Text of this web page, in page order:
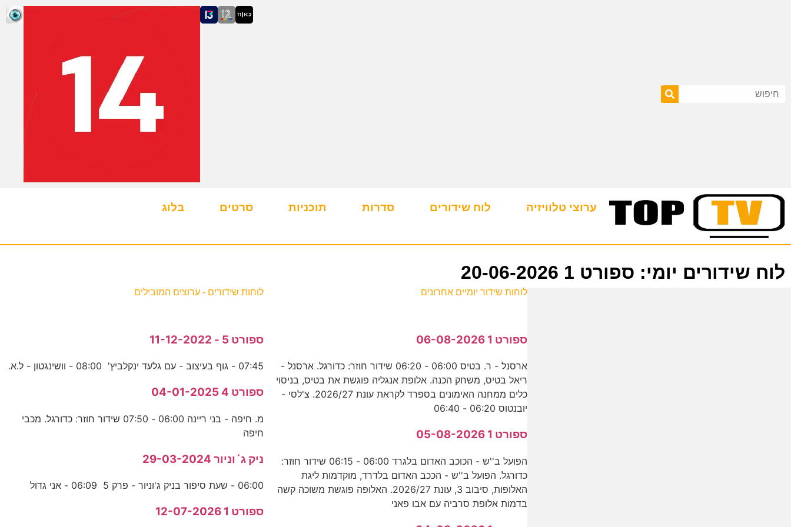
ערוצי טלוויזיה לוח שידורים סדרות תוכניות סרטים בלוג
לוח שידורים יומי: ספורט 1 20-06-2026
לוחות שידור יומיים אחרונים
ספורט 1 06-08-2026
ארסנל - ר. בטיס 06:00 - 06:20 שידור חוזר: כדורגל. ארסנל -
ריאל בטיס, משחק הכנה. אלופת אנגליה פוגשת את בטיס, בניסוי
כלים ממחנה האימונים בספרד לקראת עונת 2026/27. צ'לסי -
יובנטוס 06:20 - 06:40
ספורט 1 05-08-2026
הפועל ב''ש - הכוכב האדום בלגרד 06:00 - 06:15 שידור חוזר:
כדורגל. הפועל ב''ש - הככב האדום בלדרד, מוקדמות ליגת
האלופות, סיבוב 3, עונת 2026/27. האלופה פוגשת משוכה קשה
בדמות אלופת סרביה עם אבו פאני
לוחות שידורים - ערוצים המובילים
ספורט 5 - 11-12-2022
07:45 - גוף בעיצוב - עם גלעד ינקלביץ' 08:00 - וושינגטון - ל.א.
ספורט 4 04-01-2025
מ. חיפה - בני ריינה 06:00 - 07:50 שידור חוזר: כדורגל. מכבי
חיפה
ניק ג´וניור 29-03-2024
06:00 - שעת סיפור בניק ג'וניור - פרק 5 06:09 - אני גדול
ספורט 1 12-07-2026